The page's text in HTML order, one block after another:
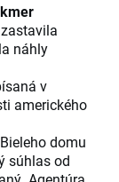
náhly
v
amerického
domu
súhlas od